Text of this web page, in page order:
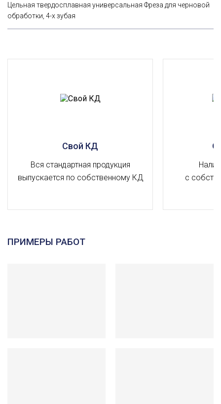
Цельная твердосплавная универсальная Фреза для черновой
обработки, 4-х зубая
Свой КД
Вся стандартная продукция
выпускается по собственному КД
с
ПРИМЕРЫ РАБОТ